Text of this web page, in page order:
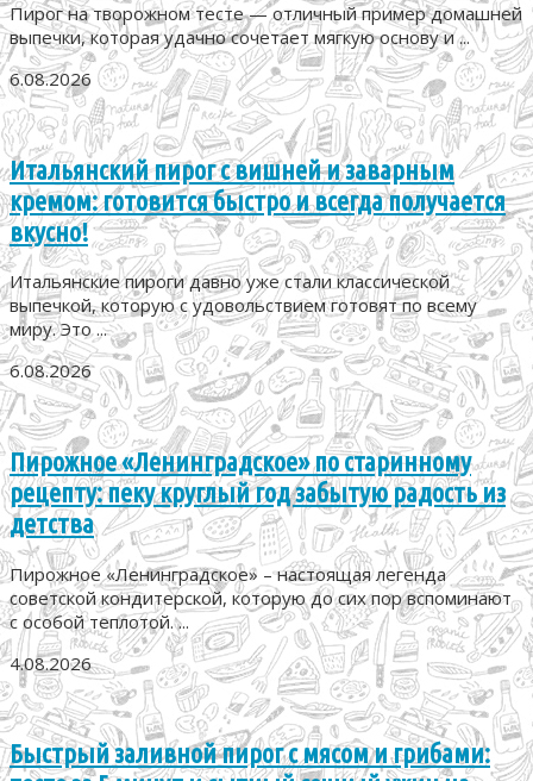
Пирог на творожном тесте — отличный пример домашней
выпечки, которая удачно сочетает мягкую основу и ...
6.08.2026
Итальянский пирог с вишней и заварным
кремом: готовится быстро и всегда получается
вкусно!
Итальянские пироги давно уже стали классической
выпечкой, которую с удовольствием готовят по всему
миру. Это ...
6.08.2026
Пирожное «Ленинградское» по старинному
рецепту: пеку круглый год забытую радость из
детства
Пирожное «Ленинградское» – настоящая легенда
советской кондитерской, которую до сих пор вспоминают
с особой теплотой. ...
4.08.2026
Быстрый заливной пирог с мясом и грибами: